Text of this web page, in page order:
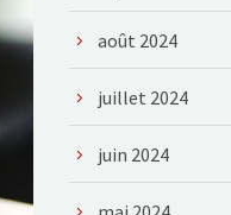
août 2024
juillet 2024
juin 2024